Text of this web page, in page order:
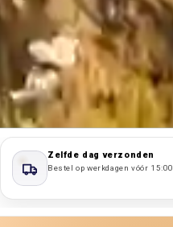
Zelfde dag verzonden
Bestel op werkdagen vóór 15:00